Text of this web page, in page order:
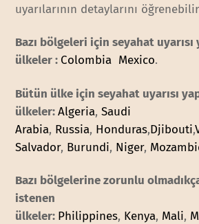
uyarılarının detaylarını
Bazı bölgeleri için seyahat uyarısı
ülkeler : Colombia Mexico.
Bütün ülke için seyahat uyarısı
ülkeler:Algeria,Saudi
Arabia, Russia, Honduras,Djibouti,
Salvador, Burundi, Niger,
Bazı bölgelerine zorunlu
istenen
ülkeler: Philippines, Kenya, Mali,